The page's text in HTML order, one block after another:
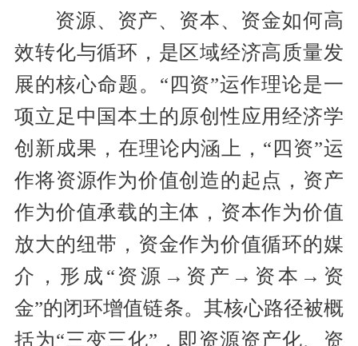
资源、资产、资本、资金如何高
效转化与循环，是区域经济高质量发
展的核心命题。“四资”运作理论是一
项立足中国本土的原创性应用经济学
创新成果，在理论内涵上，“四资”运
作将资源作为价值创造的起点，资产
作为价值承载的主体，资本作为价值
放大的纽带，资金作为价值循环的媒
介，形成“资源→资产→资本→资
金”的闭环增值链条。其核心路径被概
括为“三变三化”，即资源资产化、资